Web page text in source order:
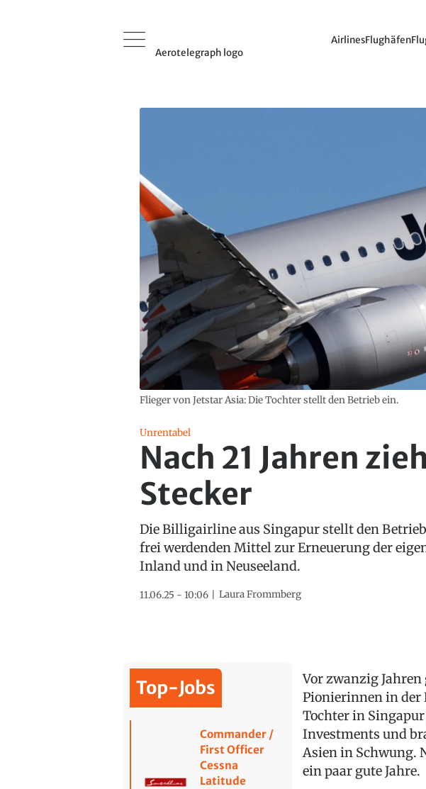
Aerotelegraph logo
AirlinesFlughäfen
Flieger von Jetstar Asia: Die Tochter stellt den Betrieb ein.
Unrentabel
Nach 21 Jahren
Stecker
Die Billigairline aus Singapur stellt den
frei werdenden Mittel zur Erneuerung der
Inland und in Neuseeland.
11.06.25 - 10:06 Laura Frommberg
Top-Jobs
Commander /
First Officer
Cessna
Latitude
Vor zwanzig Jahren
Pionierinnen in der
Tochter in
Investments und
Asien in Schwung.
ein paar gute Jahre.